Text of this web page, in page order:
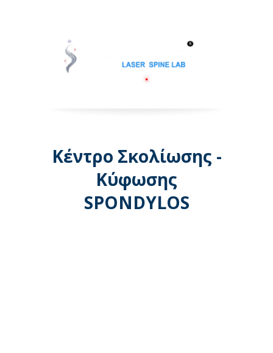
Κέντρο Σκολίωσης -
Κύφωσης
SPONDYLOS